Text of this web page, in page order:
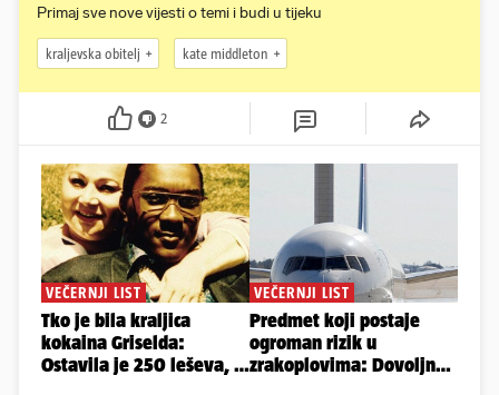
Primaj sve nove vijesti o temi i budi u tijeku
kraljevska obitelj kate middleton
2